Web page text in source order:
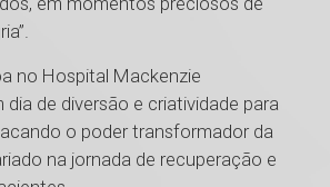
no Hospital Mackenzie
de diversão e criatividade para
o poder transformador da
na jornada de recuperação e